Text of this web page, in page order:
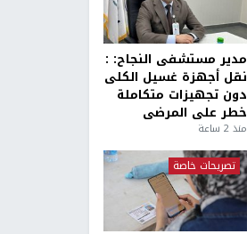
مدير مستشفى النجاح: :
نقل أجهزة غسيل الكلى
دون تجهيزات متكاملة
خطر على المرضى
منذ 2 ساعة
تصريحات خاصة